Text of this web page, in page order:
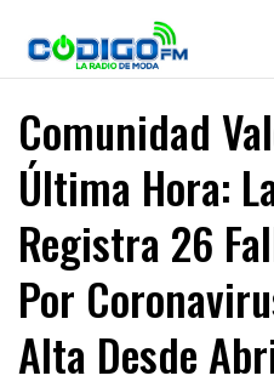
Comunidad
Última Hora:
Registra 26
Por
Alta Desde